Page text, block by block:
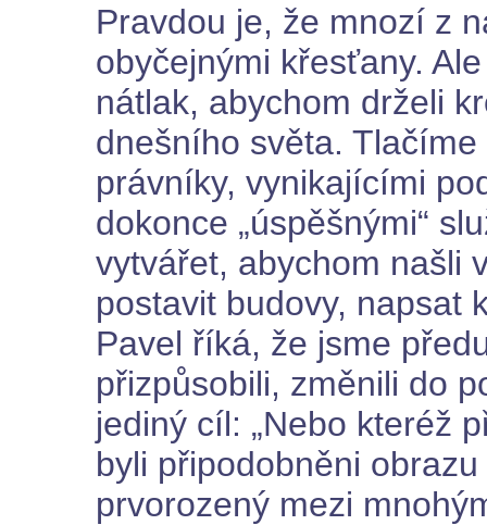
Pravdou je, že mnozí z
obyčejnými křesťany.
nátlak, abychom drželi
dnešního světa.
právníky, vynikajícími
dokonce „úspěšnými“
vytvářet, abychom našli
postavit budovy, napsat
Pavel říká, že jsme
přizpůsobili, změnili do
jediný cíl: „Nebo kteréž
byli připodobněni
prvorozený mezi